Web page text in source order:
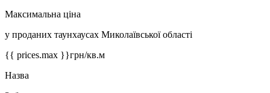
Максимальна ціна
у проданих таунхаусах Миколаївської області
{{ prices.max }}грн/кв.м
Назва